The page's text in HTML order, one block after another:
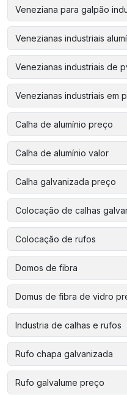
Veneziana para galpão
Venezianas industriais
Venezianas industriais de
Venezianas industriais em
Calha de alumínio preço
Calha de alumínio valor
Calha galvanizada preço
Colocação de calhas
Colocação de rufos
Domos de fibra
Domus de fibra de vidro
Industria de calhas e rufos
Rufo chapa galvanizada
Rufo galvalume preço